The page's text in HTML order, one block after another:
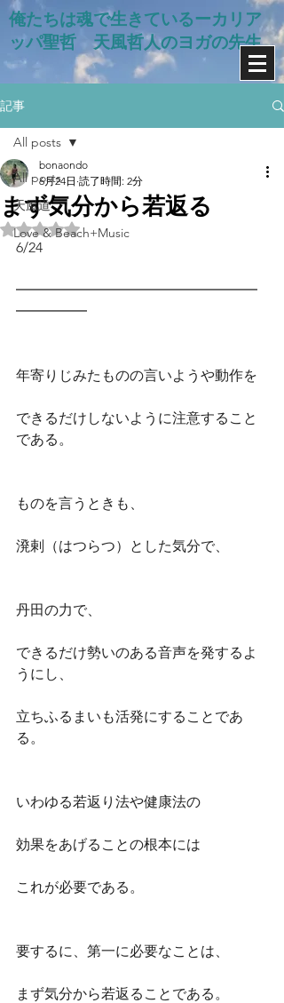
俺たちは魂で生きているー​カリア
ッパ聖哲 天風哲人のヨガの先生
記事
All posts
天風道
Love & Beach+Music
All posts
まず気分から若返る
bonaondo
6月24日 読了時間: 2分
5つ星のうちNaNと評価されています。
6/24
━━━━━━━━━━━━━━━━━
━━━━━
年寄りじみたものの言いようや動作を
できるだけしないように注意すること
である。
ものを言うときも、
溌剌（はつらつ）とした気分で、
丹田の力で、
できるだけ勢いのある音声を発するよ
うにし、
立ちふるまいも活発にすることであ
る。
いわゆる若返り法や健康法の
効果をあげることの根本には
これが必要である。
要するに、第一に必要なことは、
まず気分から若返ることである。